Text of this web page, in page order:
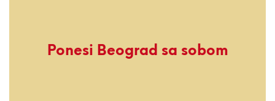
Ponesi Beograd sa sobom